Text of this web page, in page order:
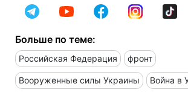
Больше по теме:
Российская Федерация фронт
Вооруженные силы Украины Война в